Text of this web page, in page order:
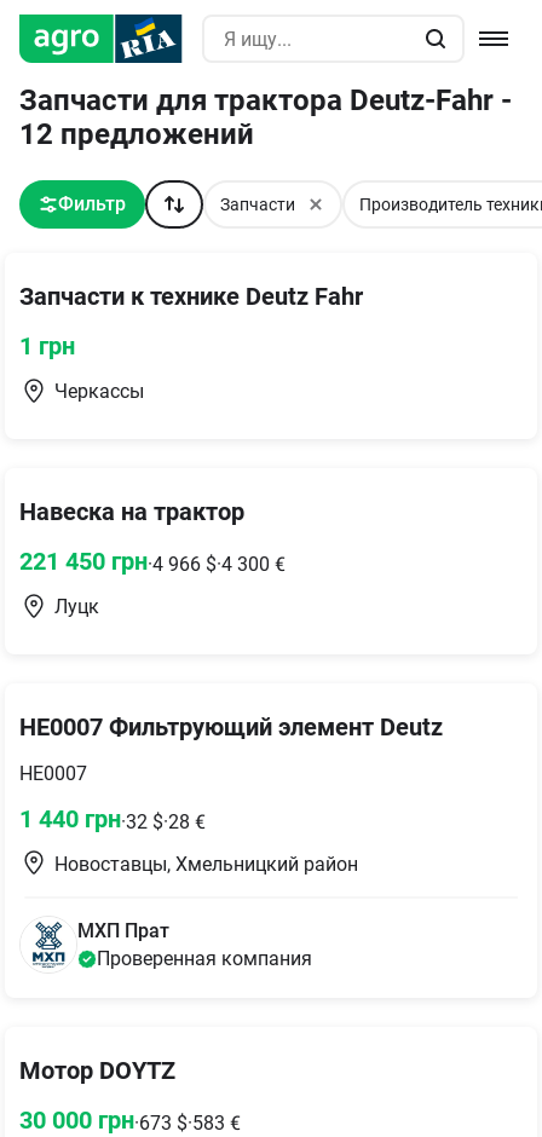
Запчасти для трактора Deutz-Fahr -
12 предложений
Фильтр Запчасти Производитель
Запчасти к технике Deutz Fahr
1 грн
Черкассы
Навеска на трактор
221 450 грн·4 966 $·4 300 €
Луцк
HE0007 Фильтрующий элемент Deutz
HE0007
1 440 грн·32 $·28 €
Новоставцы, Хмельницкий район
МХП Прат
Проверенная компания
Мотор DOYTZ
30 000 грн·673 $·583 €